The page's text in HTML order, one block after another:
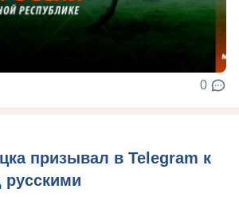
0
призывал в Telegram к
русскими